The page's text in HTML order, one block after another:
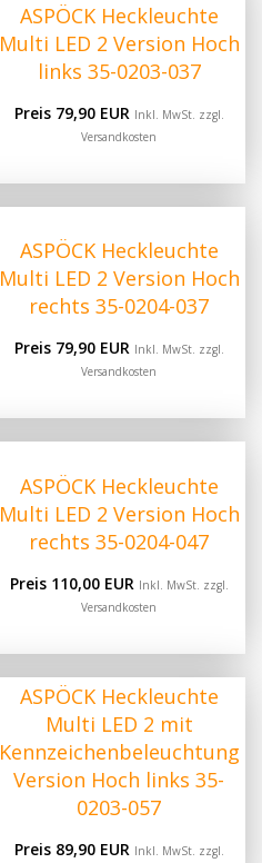
ASPÖCK Heckleuchte
Multi LED 2 Version Hoch
links 35-0203-037
Preis 79,90 EUR Inkl. MwSt. zzgl.
Versandkosten
ASPÖCK Heckleuchte
Multi LED 2 Version Hoch
rechts 35-0204-037
Preis 79,90 EUR Inkl. MwSt. zzgl.
Versandkosten
ASPÖCK Heckleuchte
Multi LED 2 Version Hoch
rechts 35-0204-047
Preis 110,00 EUR Inkl. MwSt. zzgl.
Versandkosten
ASPÖCK Heckleuchte
Multi LED 2 mit
Kennzeichenbeleuchtung
Version Hoch links 35-
0203-057
Preis 89,90 EUR Inkl. MwSt. zzgl.